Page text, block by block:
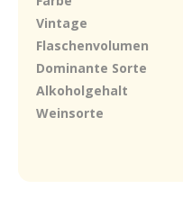
Vintage
Flaschenvolumen
Dominante Sorte
Alkoholgehalt
Weinsorte